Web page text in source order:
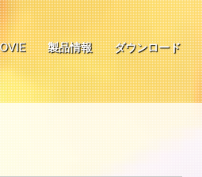
製品情報 ダウンロード